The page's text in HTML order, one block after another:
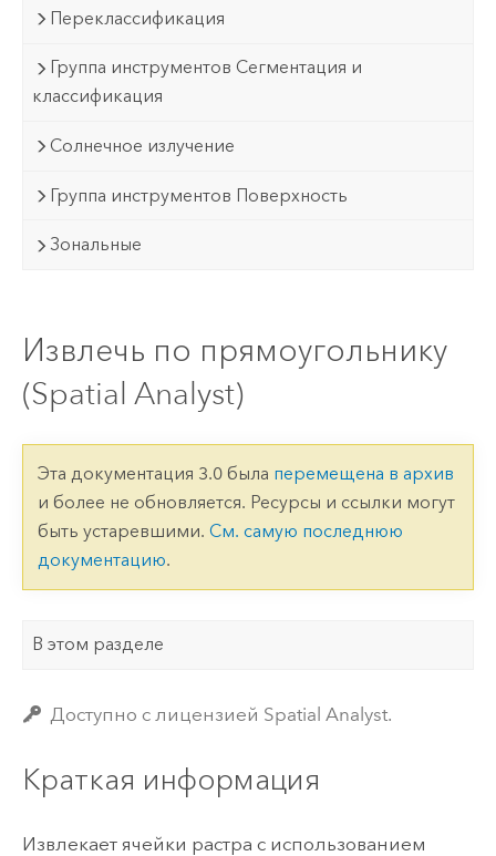
Переклассификация
Группа инструментов Сегментация и
классификация
Солнечное излучение
Группа инструментов Поверхность
Зональные
Извлечь по прямоугольнику
(Spatial Analyst)
Эта документация 3.0 была перемещена в архив
и более не обновляется. Ресурсы и ссылки могут
быть устаревшими. См. самую последнюю
документацию.
В этом разделе
Доступно с лицензией Spatial Analyst.
Краткая информация
Извлекает ячейки растра с использованием